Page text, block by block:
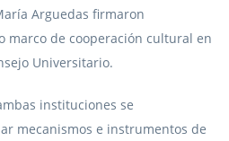
Arguedas firmaron
marco de cooperación cultural en
Universitario.
instituciones se
mecanismos e instrumentos de